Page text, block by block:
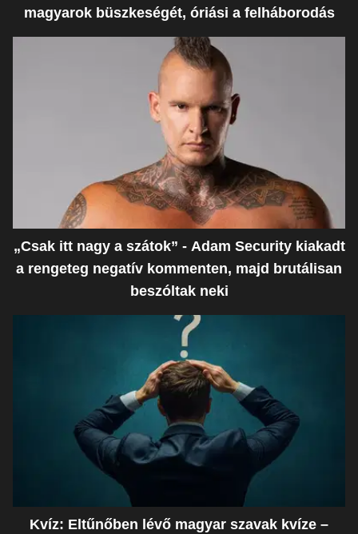
magyarok büszkeségét, óriási a felháborodás
„Csak itt nagy a szátok” - Adam Security kiakadt
a rengeteg negatív kommenten, majd brutálisan
beszóltak neki
Kvíz: Eltűnőben lévő magyar szavak kvíze –